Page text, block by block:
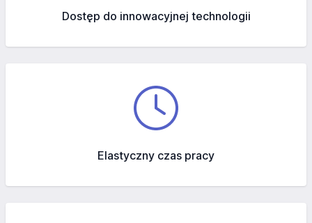
Dostęp do innowacyjnej technologii
Elastyczny czas pracy